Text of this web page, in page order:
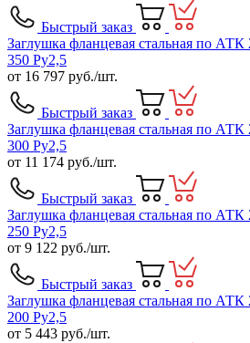
Быстрый заказ
Заглушка фланцевая стальная по
350 Ру2,5
от 16 797 руб./шт.
Быстрый заказ
Заглушка фланцевая стальная по
300 Ру2,5
от 11 174 руб./шт.
Быстрый заказ
Заглушка фланцевая стальная по
250 Ру2,5
от 9 122 руб./шт.
Быстрый заказ
Заглушка фланцевая стальная по
200 Ру2,5
от 5 443 руб./шт.